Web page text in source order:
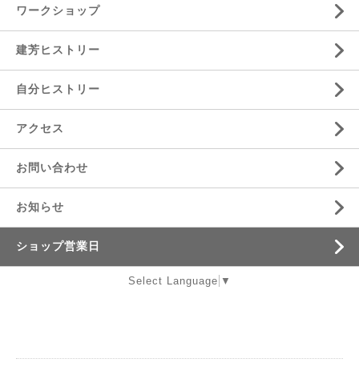
ワークショップ
建芳ヒストリー
自分ヒストリー
アクセス
お問い合わせ
お知らせ
ショップ営業日
Select Language ▼